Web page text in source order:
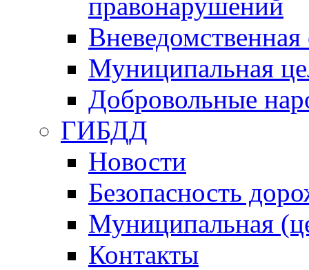
Вневедомственная
Муниципальная
Добровольные
ГИБДД
Новости
Безопасность
Муниципальная
Контакты